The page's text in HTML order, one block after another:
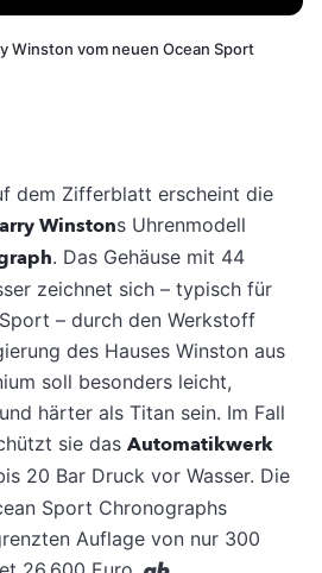
Winston vom neuen Ocean Sport
dem Zifferblatt erscheint die
Winstons Uhrenmodell
. Das Gehäuse mit 44
zeichnet sich – typisch für
– durch den Werkstoff
des Hauses Winston aus
soll besonders leicht,
härter als Titan sein. Im Fall
sie das Automatikwerk
20 Bar Druck vor Wasser. Die
Sport Chronographs
Auflage von nur 300